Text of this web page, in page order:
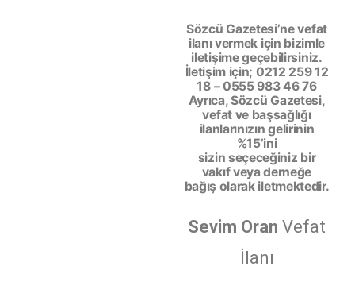
Sözcü Gazetesi’ne vefat
ilanı vermek için bizimle
iletişime geçebilirsiniz.
İletişim için; 0212 259 12
18 – 0555 983 46 76
Ayrıca, Sözcü Gazetesi,
vefat ve başsağlığı
ilanlarınızın gelirinin
%15’ini
sizin seçeceğiniz bir
vakıf veya derneğe
bağış olarak iletmektedir.
Sevim Oran Vefat
İlanı